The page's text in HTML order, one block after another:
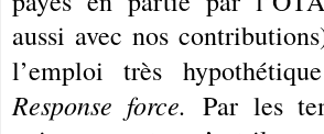
aussi avec nos
l’emploi très
Response force. Par les